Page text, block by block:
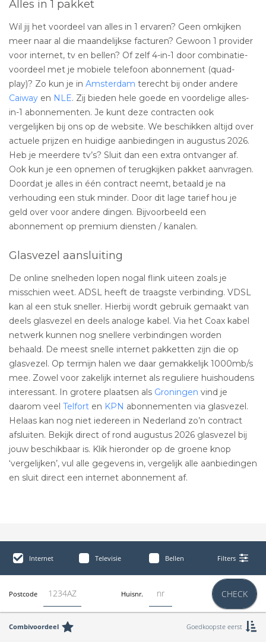
Alles in 1 pakket
Wil jij het voordeel van alles in 1 ervaren? Geen omkijken
meer naar al die maandelijkse facturen? Gewoon 1 provider
voor internet, tv en bellen? Of zelf 4-in-1 door combinatie-
voordeel met je mobiele telefoon abonnement (quad-
play)? Zo kun je in Amsterdam terecht bij onder andere
Caiway en NLE. Zij bieden hele goede en voordelige alles-
in-1 abonnementen. Je kunt deze contracten ook
vergelijken bij ons op de website. We beschikken altijd over
actuele prijzen en huidige aanbiedingen in augustus 2026.
Heb je meerdere tv’s? Sluit dan een extra ontvanger af.
Ook kun je een opnemen of terugkijken pakket aanvragen.
Doordat je alles in één contract neemt, betaald je na
verhouding een stuk minder. Door dit lage tarief hou je
geld over voor andere dingen. Bijvoorbeeld een
abonnement op premium diensten / kanalen.
Glasvezel aansluiting
De online snelheden lopen nogal flink uiteen zoals je
misschien weet. ADSL heeft de traagste verbinding. VDSL
kan al een stuk sneller. Hierbij wordt gebruik gemaakt van
deels glasvezel en deels analoge kabel. Via het Coax kabel
netwerk kunnen nog snellere verbindingen worden
behaald. De meest snelle internet pakketten zijn die op
glasvezel. Op termijn halen we daar gemakkelijk 1000mb/s
mee. Zowel voor zakelijk internet als reguliere huishoudens
interessant. In grotere plaatsen als Groningen vind je
daarom veel Telfort en KPN abonnementen via glasvezel.
Helaas kan nog niet iedereen in Nederland zo’n contract
afsluiten. Bekijk direct of rond augustus 2026 glasvezel bij
jouw beschikbaar is. Klik hieronder op de groene knop
‘vergelijken’, vul alle gegevens in, vergelijk alle aanbiedingen
en sluit direct een internet abonnement af.
Internet Televisie Bellen Filters
Postcode Huisnr. CHECK
Combivoordeel Goedkoopste eerst